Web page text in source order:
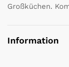
Großküchen.
Information